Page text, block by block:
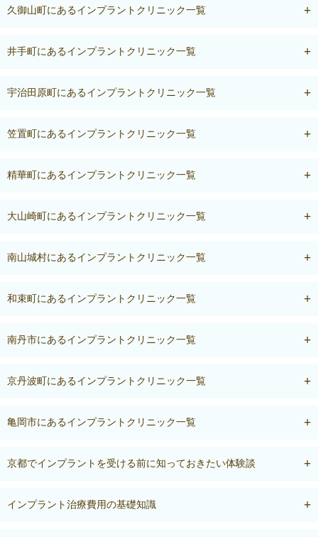
久御山町にあるインプラントクリニック一覧
井手町にあるインプラントクリニック一覧
宇治田原町にあるインプラントクリニック一覧
笠置町にあるインプラントクリニック一覧
精華町にあるインプラントクリニック一覧
大山崎町にあるインプラントクリニック一覧
南山城村にあるインプラントクリニック一覧
和束町にあるインプラントクリニック一覧
南丹市にあるインプラントクリニック一覧
京丹波町にあるインプラントクリニック一覧
亀岡市にあるインプラントクリニック一覧
京都でインプラントを受ける前に知っておきたい体験談
インプラント治療費用の基礎知識